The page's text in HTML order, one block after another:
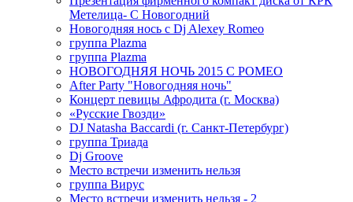
Метелица- С Новогодний
Новогодняя нось с Dj Alexey Romeo
группа Plazma
группа Plazma
НОВОГОДНЯЯ НОЧЬ 2015 C РОМЕО
After Party "Новогодняя ночь"
Концерт певицы Афродита (г. Москва)
«Русские Гвозди»
DJ Natasha Baccardi (г. Санкт-Петербург)
группа Триада
Dj Groove
Место встречи изменить нельзя
группа Вирус
Место встречи изменить нельзя - 2